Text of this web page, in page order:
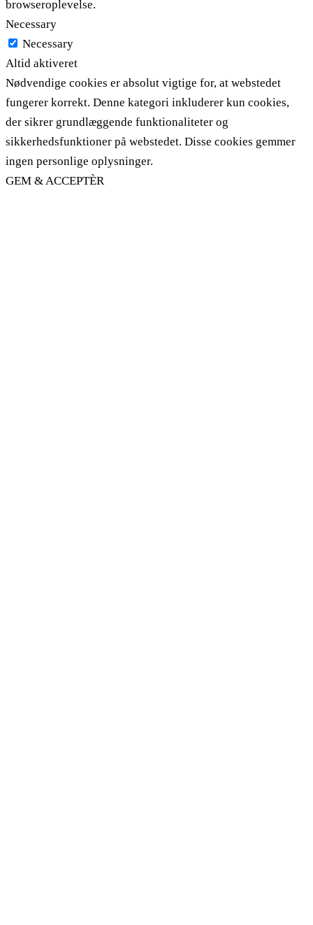
browseroplevelse.
Necessary
Necessary
Altid aktiveret
Nødvendige cookies er absolut vigtige for, at webstedet
fungerer korrekt. Denne kategori inkluderer kun cookies,
der sikrer grundlæggende funktionaliteter og
sikkerhedsfunktioner på webstedet. Disse cookies gemmer
ingen personlige oplysninger.
GEM & ACCEPTÈR